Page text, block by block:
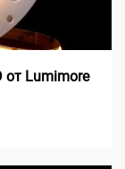
от Lumimore